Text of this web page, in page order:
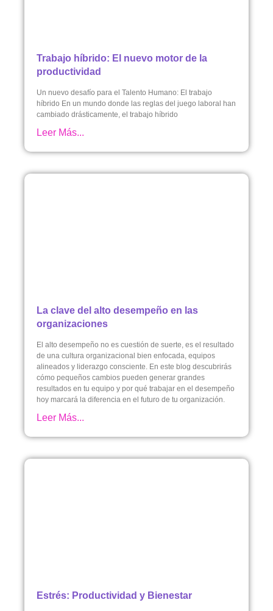
Trabajo híbrido: El nuevo motor de la
productividad
Un nuevo desafío para el Talento Humano: El trabajo
híbrido En un mundo donde las reglas del juego laboral han
cambiado drásticamente, el trabajo híbrido
Leer Más...
La clave del alto desempeño en las
organizaciones
El alto desempeño no es cuestión de suerte, es el resultado
de una cultura organizacional bien enfocada, equipos
alineados y liderazgo consciente. En este blog descubrirás
cómo pequeños cambios pueden generar grandes
resultados en tu equipo y por qué trabajar en el desempeño
hoy marcará la diferencia en el futuro de tu organización.
Leer Más...
Estrés: Productividad y Bienestar